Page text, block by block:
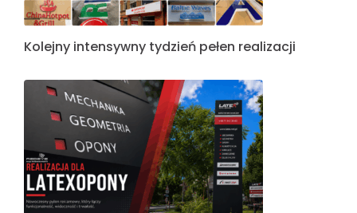
Kolejny intensywny tydzień pełen realizacji